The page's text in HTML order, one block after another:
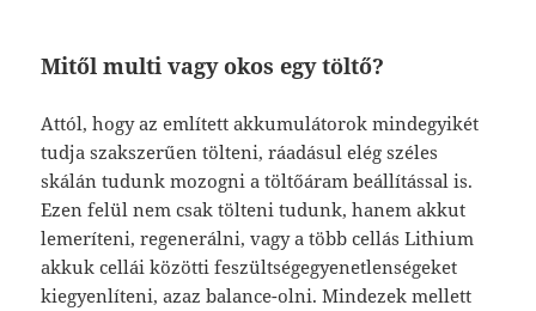
Mitől multi vagy okos egy töltő?
Attól, hogy az említett akkumulátorok mindegyikét
tudja szakszerűen tölteni, ráadásul elég széles
skálán tudunk mozogni a töltőáram beállítással is.
Ezen felül nem csak tölteni tudunk, hanem akkut
lemeríteni, regenerálni, vagy a több cellás Lithium
akkuk cellái közötti feszültségegyenetlenségeket
kiegyenlíteni, azaz balance-olni. Mindezek mellett